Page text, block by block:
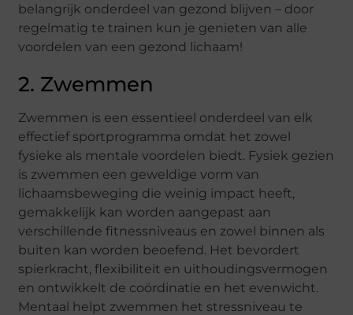
belangrijk onderdeel van gezond blijven – door
regelmatig te trainen kun je genieten van alle
voordelen van een gezond lichaam!
2. Zwemmen
Zwemmen is een essentieel onderdeel van elk
effectief sportprogramma omdat het zowel
fysieke als mentale voordelen biedt. Fysiek gezien
is zwemmen een geweldige vorm van
lichaamsbeweging die weinig impact heeft,
gemakkelijk kan worden aangepast aan
verschillende fitnessniveaus en zowel binnen als
buiten kan worden beoefend. Het bevordert
spierkracht, flexibiliteit en uithoudingsvermogen
en ontwikkelt de coördinatie en het evenwicht.
Mentaal helpt zwemmen het stressniveau te